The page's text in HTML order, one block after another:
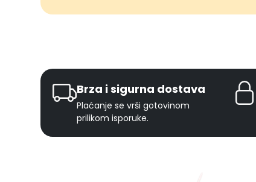
Brza i sigurna dostava
Plaćanje se vrši gotovinom
prilikom isporuke.